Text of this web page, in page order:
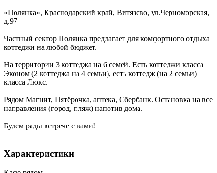
«Полянка», Краснодарский край, Витязево, ул.Черноморская,
д.97
Частный сектор Полянка предлагает для комфортного отдыха
коттеджи на любой бюджет.
На территории 3 коттеджа на 6 семей. Есть коттеджи класса
Эконом (2 коттеджа на 4 семьи), есть коттедж (на 2 семьи)
класса Люкс.
Рядом Магнит, Пятёрочка, аптека, Сбербанк. Остановка на все
направления (город, пляж) напотив дома.
Будем рады встрече с вами!
Характеристики